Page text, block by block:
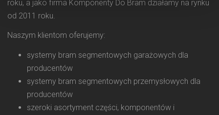
roku, a jako firma Komponenty Do Bram działamy na rynku
od 2011 roku.
Naszym klientom oferujemy:
systemy bram segmentowych garażowych dla
producentów
systemy bram segmentowych przemysłowych dla
producentów
szeroki asortyment części, komponentów i